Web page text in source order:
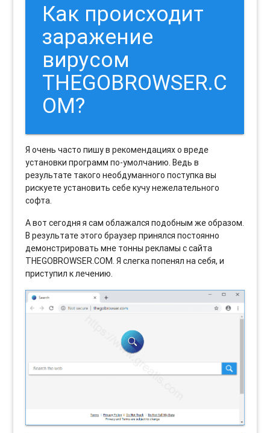
Как происходит
заражение
вирусом
THEGOBROWSER.C
OM?
Я очень часто пишу в рекомендациях о вреде
установки программ по-умолчанию. Ведь в
результате такого необдуманного поступка вы
рискуете установить себе кучу нежелательного
софта.
А вот сегодня я сам облажался подобным же образом.
В результате этого браузер принялся постоянно
демонстрировать мне тонны рекламы с сайта
THEGOBROWSER.COM. Я слегка попенял на себя, и
приступил к лечению.